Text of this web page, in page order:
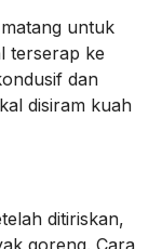
untuk
terserap ke
dan
disiram kuah
ditiriskan,